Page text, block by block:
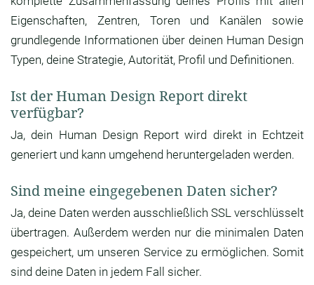
Eigenschaften, Zentren, Toren und Kanälen sowie
grundlegende Informationen über deinen Human Design
Typen, deine Strategie, Autorität, Profil und Definitionen.
Ist der Human Design Report direkt
verfügbar?
Ja, dein Human Design Report wird direkt in Echtzeit
generiert und kann umgehend heruntergeladen werden.
Sind meine eingegebenen Daten sicher?
Ja, deine Daten werden ausschließlich SSL verschlüsselt
übertragen. Außerdem werden nur die minimalen Daten
gespeichert, um unseren Service zu ermöglichen. Somit
sind deine Daten in jedem Fall sicher.